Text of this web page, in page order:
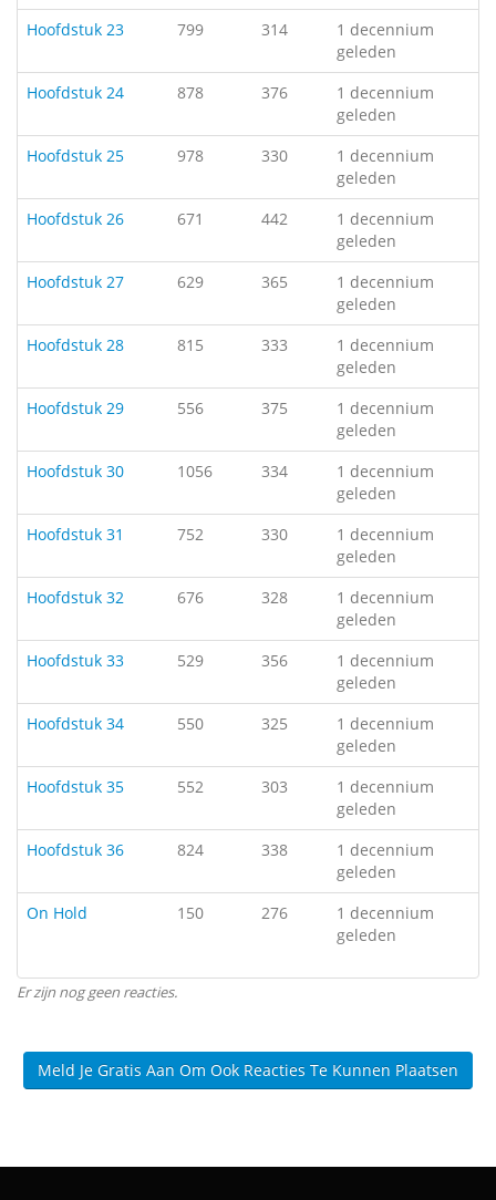
Hoofdstuk 23
799 314
1 decennium
geleden
Hoofdstuk 24
878 376
1 decennium
geleden
Hoofdstuk 25
978 330
1 decennium
geleden
Hoofdstuk 26
671 442
1 decennium
geleden
Hoofdstuk 27
629 365
1 decennium
geleden
Hoofdstuk 28
815 333
1 decennium
geleden
Hoofdstuk 29
556 375
1 decennium
geleden
Hoofdstuk 30
1056 334
1 decennium
geleden
Hoofdstuk 31
752 330
1 decennium
geleden
Hoofdstuk 32
676 328
1 decennium
geleden
Hoofdstuk 33
529 356
1 decennium
geleden
Hoofdstuk 34
550 325
1 decennium
geleden
Hoofdstuk 35
552 303
1 decennium
geleden
Hoofdstuk 36
824 338
1 decennium
geleden
On Hold
150 276
1 decennium
geleden
Er zijn nog geen reacties.
Meld Je Gratis Aan Om Ook Reacties Te Kunnen Plaatsen